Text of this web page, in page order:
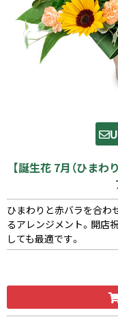
【誕生花 7月（ひまわ
ひまわりと赤バラを合わ
るアレンジメント。開店
しても最適です。